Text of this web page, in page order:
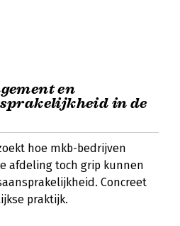
en
in de
hoe mkb-bedrijven
afdeling toch grip kunnen
Concreet
praktijk.